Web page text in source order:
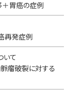
胃癌の症例
再発症例
いて
瘤破裂に対する